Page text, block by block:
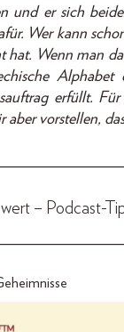
und er sich
Wer kann
hat. Wenn man
erfüllt.
aber vorstellen,
– Podcast-